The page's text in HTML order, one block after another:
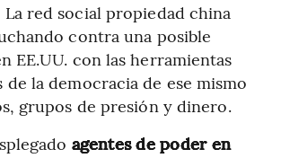
red social propiedad china
contra una posible
EE.UU. con las herramientas
de la democracia de ese mismo
grupos de presión y dinero.
agentes de poder en